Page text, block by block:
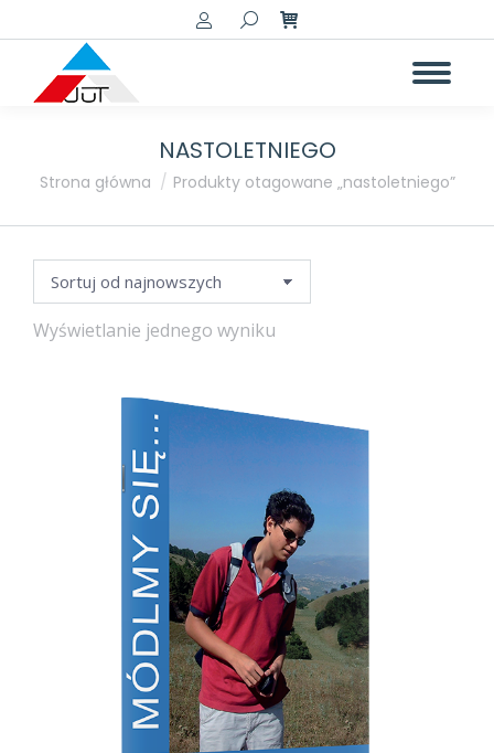
Szukaj:
NASTOLETNIEGO
Jesteś tutaj:
Strona główna Produkty otagowane „nastoletniego”
Wyświetlanie jednego wyniku